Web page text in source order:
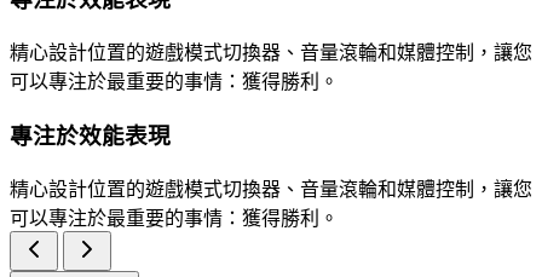
精心設計位置的遊戲模式切換器、音量滾輪和媒體控制，讓您
可以專注於最重要的事情：獲得勝利。
專注於效能表現
精心設計位置的遊戲模式切換器、音量滾輪和媒體控制，讓您
可以專注於最重要的事情：獲得勝利。